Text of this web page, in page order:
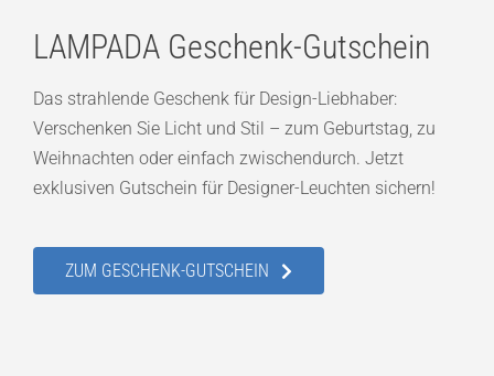
LAMPADA Geschenk-Gutschein
Das strahlende Geschenk für Design-Liebhaber:
Verschenken Sie Licht und Stil – zum Geburtstag, zu
Weihnachten oder einfach zwischendurch. Jetzt
exklusiven Gutschein für Designer-Leuchten sichern!
ZUM GESCHENK-GUTSCHEIN